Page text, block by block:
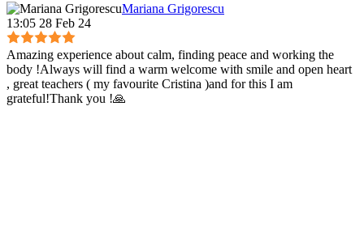
Mariana Grigorescu
13:05 28 Feb 24
Amazing experience about calm, finding peace and working the
body !Always will find a warm welcome with smile and open heart
, great teachers ( my favourite Cristina )and for this I am
grateful!Thank you !🙏